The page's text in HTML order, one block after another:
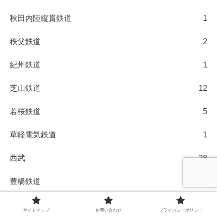
秋田内陸縦貫鉄道 1
秩父鉄道 2
紀州鉄道 1
芝山鉄道 12
若桜鉄道 5
草軽電気鉄道 1
西武 28
豊橋鉄道
路線バス
サイトマップ お問い合わせ プライバシーポリシー